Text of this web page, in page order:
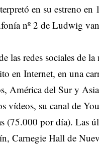
en su estreno en
nº 2 de Ludwig
las redes sociales de
en Internet, en una
América del Sur y
vídeos, su canal de
(75.000 por día). Las
Carnegie Hall de